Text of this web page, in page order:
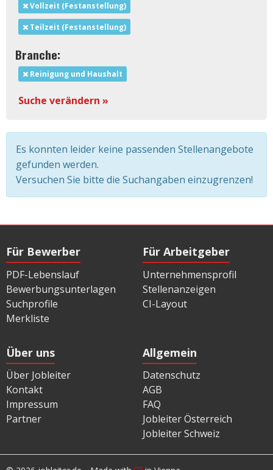
Vollzeit (Festanstellung)
Teilzeit (Festanstellung)
Branche:
Reinigung und Haushalt
Suche verändern »
Es konnten leider keine passenden Stellenangebote
gefunden werden.
Versuchen Sie bitte die Suchangaben einzugrenzen!
Für Bewerber
PDF-Lebenslauf
Bewerbungsunterlagen
Suchprofile
Merkliste
Für Arbeitgeber
Unternehmensprofil
Stellenanzeigen
CI-Layout
Über uns
Über Jobleiter
Kontakt
Impressum
Partner
Allgemein
Datenschutz
AGB
FAQ
Jobleiter Österreich
Jobleiter Schweiz